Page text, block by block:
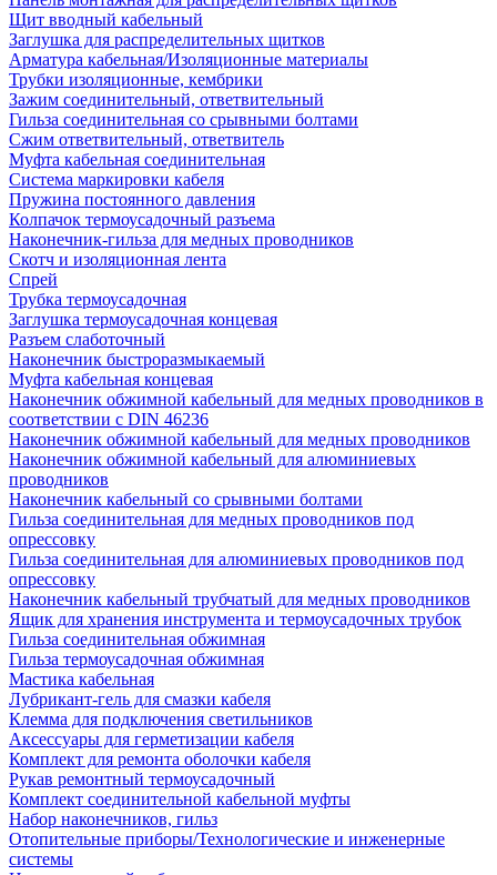
Щит вводный кабельный
Заглушка для распределительных щитков
Арматура кабельная/Изоляционные материалы
Трубки изоляционные, кембрики
Зажим соединительный, ответвительный
Гильза соединительная со срывными болтами
Сжим ответвительный, ответвитель
Муфта кабельная соединительная
Система маркировки кабеля
Пружина постоянного давления
Колпачок термоусадочный разъема
Наконечник-гильза для медных проводников
Скотч и изоляционная лента
Спрей
Трубка термоусадочная
Заглушка термоусадочная концевая
Разъем слаботочный
Наконечник быстроразмыкаемый
Муфта кабельная концевая
Наконечник обжимной кабельный для медных проводников в
соответствии с DIN 46236
Наконечник обжимной кабельный для медных проводников
Наконечник обжимной кабельный для алюминиевых
проводников
Наконечник кабельный со срывными болтами
Гильза соединительная для медных проводников под
опрессовку
Гильза соединительная для алюминиевых проводников под
опрессовку
Наконечник кабельный трубчатый для медных проводников
Ящик для хранения инструмента и термоусадочных трубок
Гильза соединительная обжимная
Гильза термоусадочная обжимная
Мастика кабельная
Лубрикант-гель для смазки кабеля
Клемма для подключения светильников
Аксессуары для герметизации кабеля
Комплект для ремонта оболочки кабеля
Рукав ремонтный термоусадочный
Комплект соединительной кабельной муфты
Набор наконечников, гильз
Отопительные приборы/Технологические и инженерные
системы